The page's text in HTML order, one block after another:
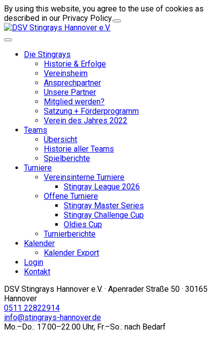
By using this website, you agree to the use of cookies as
described in our Privacy Policy.
Die Stingrays
Historie & Erfolge
Vereinsheim
Ansprechpartner
Unsere Partner
Mitglied werden?
Satzung + Förderprogramm
Verein des Jahres 2022
Teams
Übersicht
Historie aller Teams
Spielberichte
Turniere
Vereinsinterne Turniere
Stingray League 2026
Offene Turniere
Stingray Master Series
Stingray Challenge Cup
Oldies Cup
Turnierberichte
Kalender
Kalender Export
Login
Kontakt
DSV Stingrays Hannover e.V. · Apenrader Straße 50 · 30165
Hannover
0511 22822914
info@stingrays-hannover.de
Mo.–Do.: 17.00–22.00 Uhr, Fr.–So.: nach Bedarf